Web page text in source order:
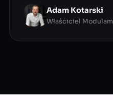
Adam Kotarski
Właściciel Modulam